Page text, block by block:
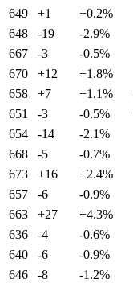
649 +1 +0.2%
648 -19 -2.9%
667 -3 -0.5%
670 +12 +1.8%
658 +7 +1.1%
651 -3 -0.5%
654 -14 -2.1%
668 -5 -0.7%
673 +16 +2.4%
657 -6 -0.9%
663 +27 +4.3%
636 -4 -0.6%
640 -6 -0.9%
646 -8 -1.2%